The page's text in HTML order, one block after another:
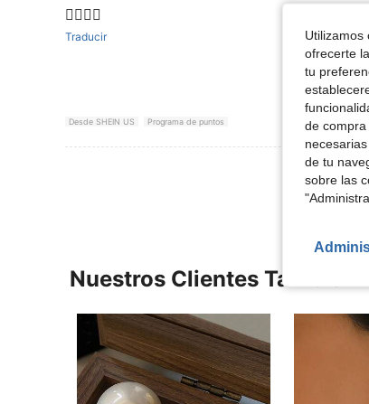
👍🏽👍🏽
Traducir
Desde SHEIN US Programa de puntos
Ver
Nuestros Clientes También
Utilizamos
ofrecerte
tu
de
de tu
sobre las